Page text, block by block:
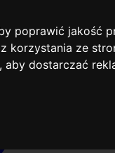
poprawić jakość
korzystania ze
,aby dostarczać